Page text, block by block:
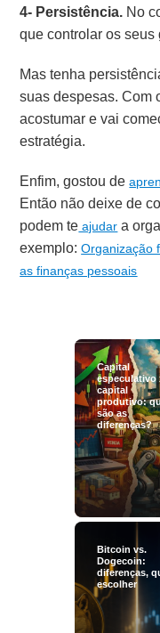
4- Persistência. No
que controlar os seus
Mas tenha
suas despesas.Com
acostumar e vai
estratégia.
Enfim, gostou de
Então não deixe de
podem te ajudar a
exemplo:Organização
as finanças pessoais
Capital
especulativo
capital
produtivo:
são as
diferenças?
Bitcoin vs.
Dogecoin:
diferenças,
escolher